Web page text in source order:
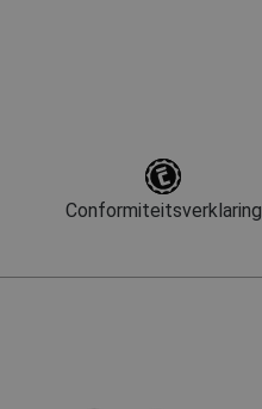
Conformiteitsverklaring